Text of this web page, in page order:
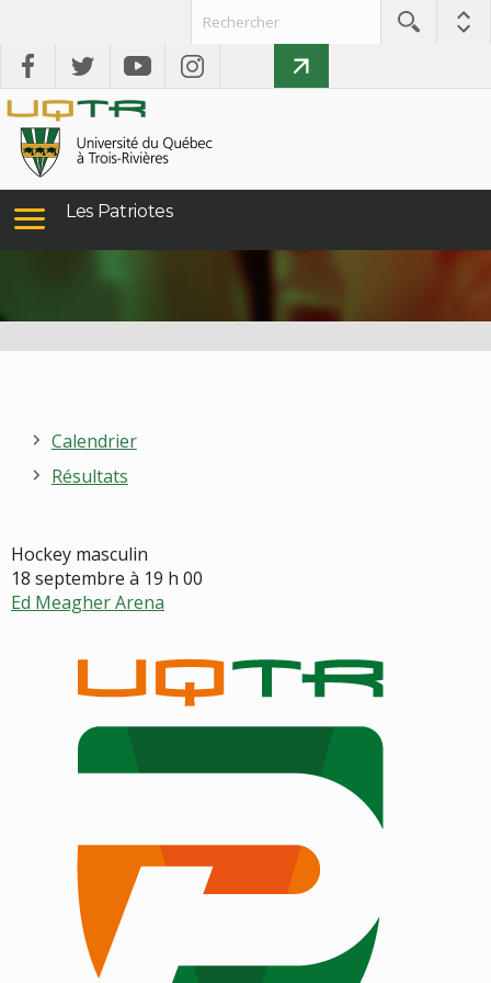
Les Patriotes
Calendrier
Résultats
Hockey masculin
18 septembre à 19 h 00
Ed Meagher Arena